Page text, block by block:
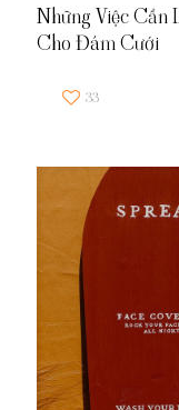
Những Việc Cần
Cho Đám Cưới
33